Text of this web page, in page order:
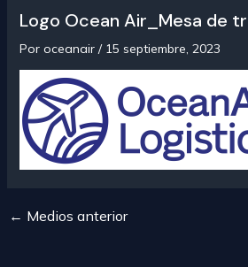
Logo Ocean Air_Mesa de
Por oceanair / 15 septiembre, 2023
Navegación
← Medios anterior